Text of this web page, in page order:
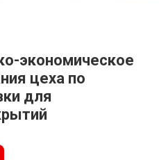
экономическое
цеха по
для